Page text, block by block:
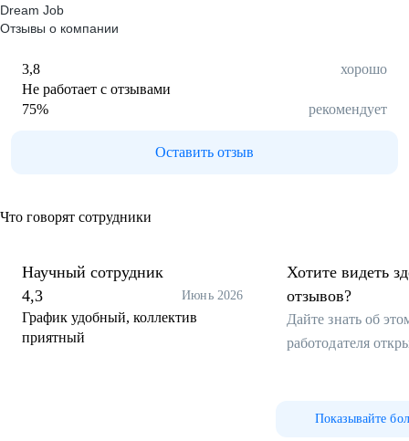
Dream Job
Отзывы о компании
3,8
хорошо
Не работает с отзывами
75% рекомендует
Оставить отзыв
Что говорят сотрудники
Научный сотрудник
4,3
Июнь 2026
График удобный, коллектив
приятный
Хотите видеть
отзывов?
Дайте знать об
работодателя
Показывайте